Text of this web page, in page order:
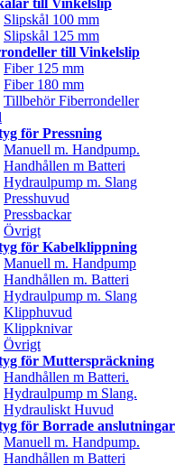
Slipskål 100 mm
Slipskål 125 mm
till Vinkelslip
Fiber 125 mm
Fiber 180 mm
Tillbehör Fiberrondeller
för Pressning
Manuell m. Handpump.
Handhållen m Batteri
Hydraulpump m. Slang
Presshuvud
Pressbackar
Övrigt
för Kabelklippning
Manuell m. Handpump
Handhållen m. Batteri
Hydraulpump m. Slang
Klipphuvud
Klippknivar
Övrigt
för Mutterspräckning
Handhållen m Batteri.
Hydraulpump m Slang.
Hydrauliskt Huvud
för Borrade anslutningar
Manuell m. Handpump.
Handhållen m Batteri